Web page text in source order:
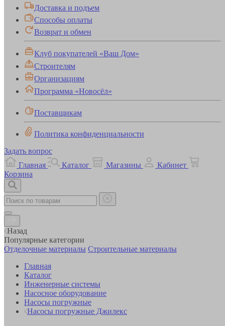
Доставка и подъем
Способы оплаты
Возврат и обмен
Клуб покупателей «Ваш Дом»
Строителям
Организациям
Программа «Новосёл»
Поставщикам
Политика конфиденциальности
Задать вопрос
Главная
Каталог Магазины
Кабинет
Корзина
Назад
Популярные категории
Отделочные материалы Строительные материалы
Главная
Каталог
Инженерные системы
Насосное оборудование
Насосы погружные
Насосы погружные Джилекс